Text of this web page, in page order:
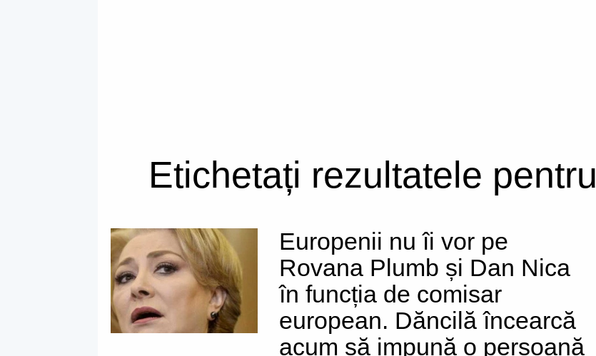
Etichetați rezultatele pentru
Europenii nu îi vor pe
Rovana Plumb și Dan Nica
în funcția de comisar
european. Dăncilă încearcă
acum să impună o persoană